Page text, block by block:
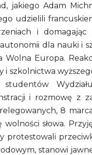
jakiego Adam
udzielili
i
dla nauki i
Wolna Europa.
i szkolnictwa
i rozmowę z
8
słowa.
protestowali
stanowi